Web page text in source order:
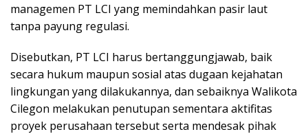
managemen PT LCI yang memindahkan pasir laut
tanpa payung regulasi.
Disebutkan, PT LCI harus bertanggungjawab, baik
secara hukum maupun sosial atas dugaan kejahatan
lingkungan yang dilakukannya, dan sebaiknya Walikota
Cilegon melakukan penutupan sementara aktifitas
proyek perusahaan tersebut serta mendesak pihak